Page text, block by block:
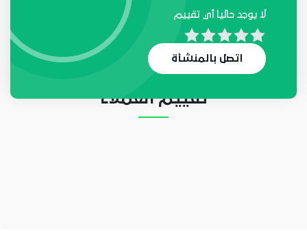
لا يوجد حاليا أي طلب
تقييم العملاء
لا يوجد حاليا أي تقييم
اتصل بالمنشأة